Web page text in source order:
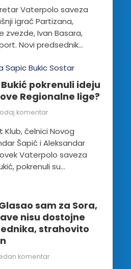
Vaterpolo saveza
igrač Partizana,
zvezde, Ivan Basara,
Novi predsednik...
pokrenuli ideju
Regionalne lige?
komentar
Klub, čelnici Novog
Šapić i Aleksandar
Vaterpolo saveza
pokrenuli su...
sam za Sora,
nisu dostojne
strahovito
komentar